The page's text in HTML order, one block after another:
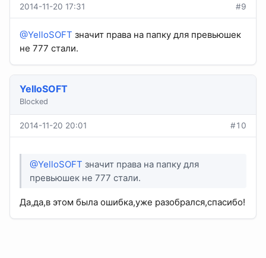
2014-11-20 17:31 #9
@YelloSOFT значит права на папку для превьюшек
не 777 стали.
YelloSOFT
Blocked
2014-11-20 20:01 #10
@YelloSOFT значит права на папку для
превьюшек не 777 стали.
Да,да,в этом была ошибка,уже разобрался,спасибо!